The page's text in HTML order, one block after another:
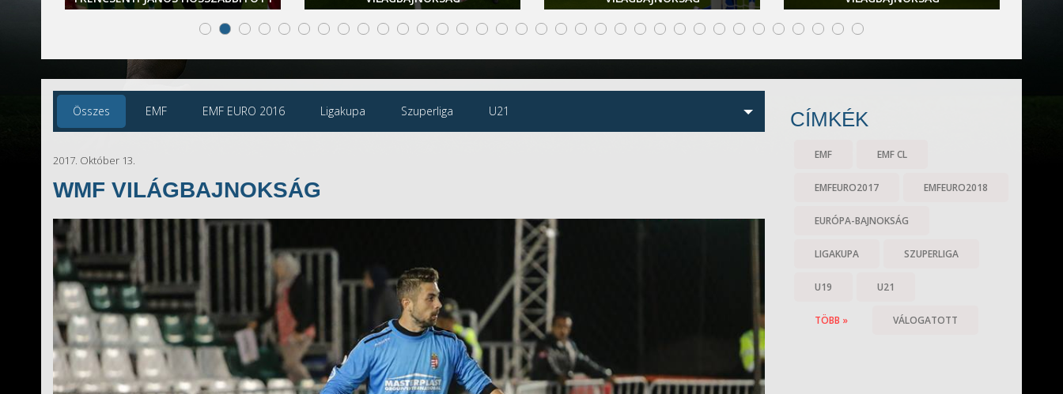
Összes EMF EMF EURO 2016 Ligakupa Szuperliga U21
2017. Október 13.
WMF VILÁGBAJNOKSÁG
CÍMKÉK
EMF EMF CL
EMFEURO2017 EMFEURO2018
EURÓPA-BAJNOKSÁG
LIGAKUPA SZUPERLIGA
U19 U21
VÁLOGATOTT
TÖBB »